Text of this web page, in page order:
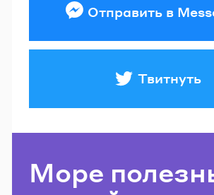
Отправить в
Твитнуть
Море